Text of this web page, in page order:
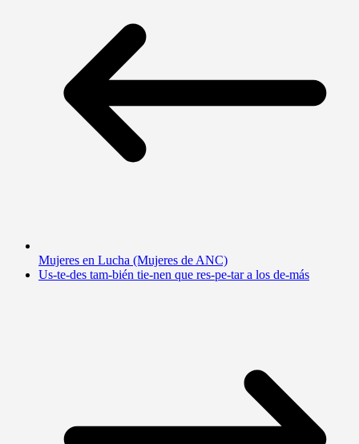
Mujeres en Lucha (Mujeres de ANC)
Us-te-des tam-bién tie-nen que res-pe-tar a los de-más